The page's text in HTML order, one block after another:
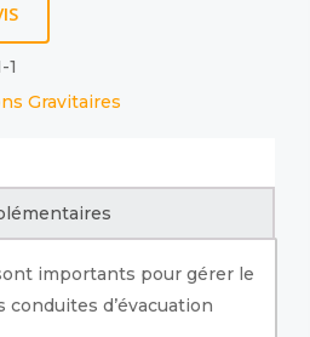
1
Gravitaires
importants pour gérer le
conduites d’évacuation